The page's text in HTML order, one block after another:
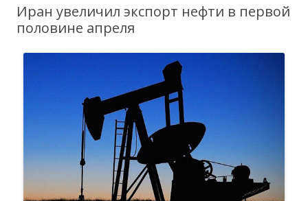
Иран увеличил экспорт нефти в первой
половине апреля